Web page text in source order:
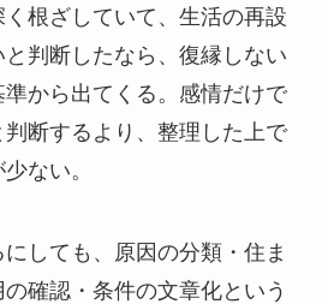
根ざしていて、生活の再設
判断したなら、復縁しない
から出てくる。感情だけで
判断するより、整理した上で
ない。
しても、原因の分類・住ま
確認・条件の文章化という